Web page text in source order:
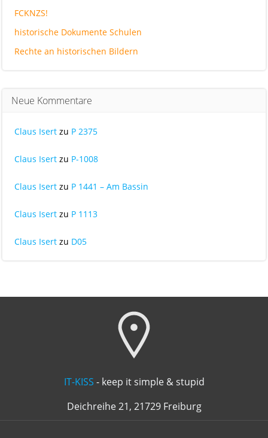
FCKNZS!
historische Dokumente Schulen
Rechte an historischen Bildern
Neue Kommentare
Claus Isert zu P 2375
Claus Isert zu P-1008
Claus Isert zu P 1441 – Am Bassin
Claus Isert zu P 1113
Claus Isert zu D05
IT-KISS - keep it simple & stupid
Deichreihe 21, 21729 Freiburg